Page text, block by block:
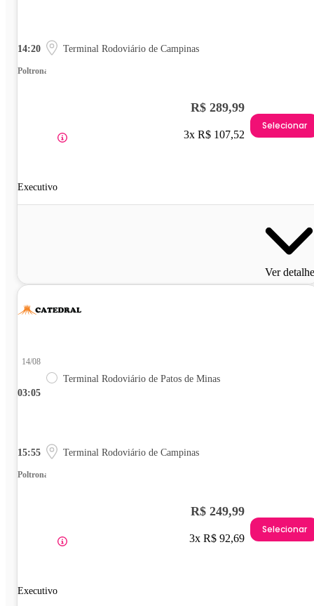
14:20 Terminal Rodoviário de Campinas
Poltrona
Executivo
R$ 289,99
3x R$ 107,52
Selecionar
Ver
03:05
14/08
Terminal Rodoviário de Patos de Minas
15:55 Terminal Rodoviário de Campinas
Poltrona
Executivo
R$ 249,99
3x R$ 92,69
Selecionar